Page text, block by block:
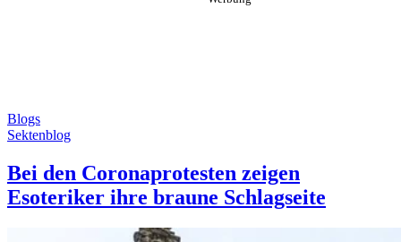
Blogs
Sektenblog
Bei den Coronaprotesten zeigen
Esoteriker ihre braune Schlagseite